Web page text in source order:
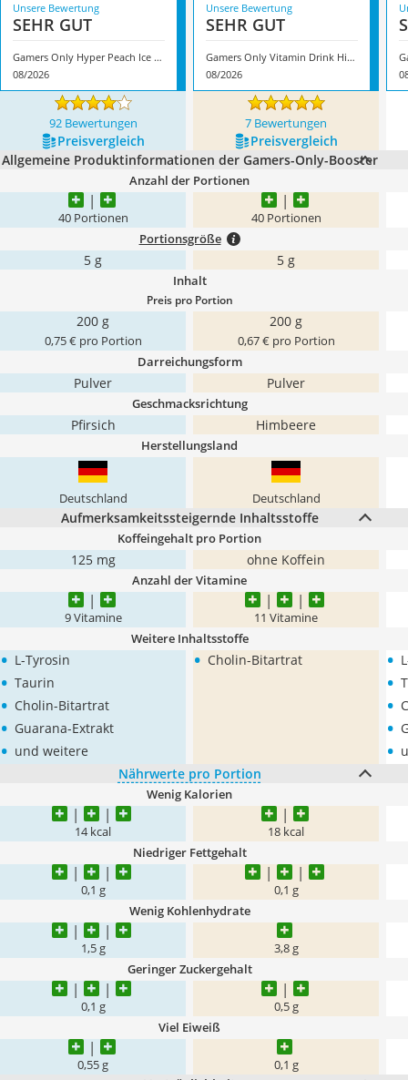
Unsere Bewertung
SEHR GUT
‎Gamers Only Hyper Peach Ice Tea
08/2026
Unsere Bewertung
SEHR GUT
Gamers Only Vitamin Drink Himbeere
08/2026
92 Bewertungen 7 Bewertungen
Preis­vergleich
Preis­vergleich
Allgemeine Produktinformationen der Gamers-Only-Booster
Anzahl der Portionen
40 Portionen 40 Portionen
Portionsgröße
5 g 5 g
Inhalt
Preis pro Portion
200 g
0,75 € pro Portion
200 g
0,67 € pro Portion
Darreichungsform
Pulver Pulver
Geschmacksrichtung
Pfirsich Himbeere
Herstellungsland
Deutschland Deutschland
Aufmerksamkeitssteigernde Inhaltsstoffe
Koffeingehalt pro Portion
125 mg ohne Koffein
Anzahl der Vitamine
9 Vitamine 11 Vitamine
Weitere Inhaltsstoffe
• L-Tyrosin
• Taurin
• Cholin-Bitartrat
• Guarana-Extrakt
• und weitere
• Cholin-Bitartrat •
•
•
•
•
Nährwerte pro Portion
Wenig Kalorien
14 kcal 18 kcal
Niedriger Fettgehalt
0,1 g 0,1 g
Wenig Kohlenhydrate
1,5 g 3,8 g
Geringer Zuckergehalt
0,1 g 0,5 g
Viel Eiweiß
0,55 g 0,1 g